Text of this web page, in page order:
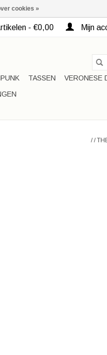
- €0,00 Mijn
TASSEN
VERONESE
//
cookies »